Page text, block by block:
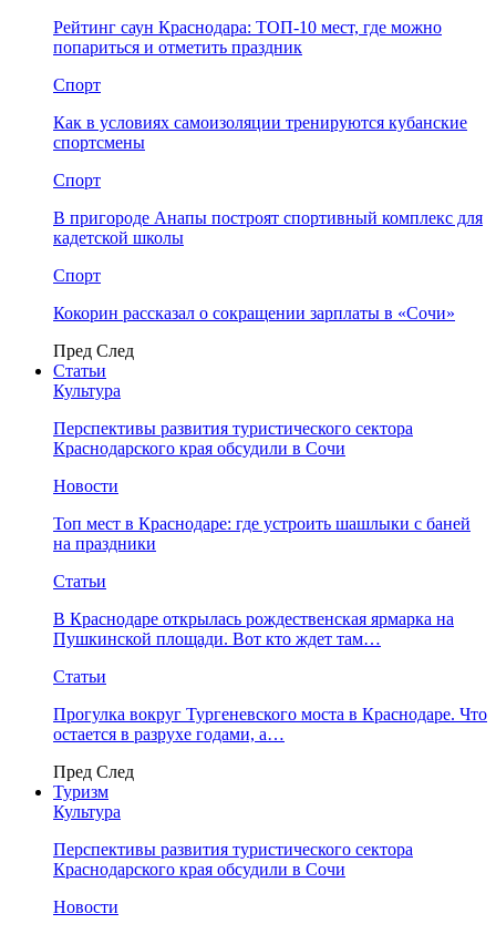
Рейтинг саун Краснодара: ТОП-10 мест, где можно
попариться и отметить праздник
Спорт
Как в условиях самоизоляции тренируются кубанские
спортсмены
Спорт
В пригороде Анапы построят спортивный комплекс для
кадетской школы
Спорт
Кокорин рассказал о сокращении зарплаты в «Сочи»
Пред След
Статьи
Культура
Перспективы развития туристического сектора
Краснодарского края обсудили в Сочи
Новости
Топ мест в Краснодаре: где устроить шашлыки с баней
на праздники
Статьи
В Краснодаре открылась рождественская ярмарка на
Пушкинской площади. Вот кто ждет там…
Статьи
Прогулка вокруг Тургеневского моста в Краснодаре. Что
остается в разрухе годами, а…
Пред След
Туризм
Культура
Перспективы развития туристического сектора
Краснодарского края обсудили в Сочи
Новости